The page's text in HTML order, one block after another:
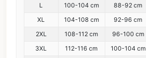
L
100-104 cm 88-92 cm
XL
104-108 cm 92-96 cm
2XL
108-112 cm 96-100 cm
3XL
112-116 cm 100-104 cm